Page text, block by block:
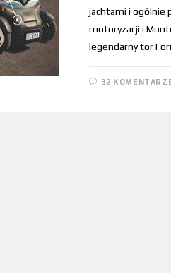
jachtami i ogólnie
motoryzacji i
legendarny tor
32